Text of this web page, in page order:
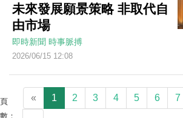
未來發展願景策略 非取代自
由市場
即時新聞 時事脈搏
2026/06/15 12:08
頁
數：
« 1 2 3 4 5 6 7